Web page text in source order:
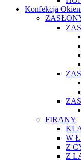
Konfekcja
FIRANY
W
Z
Z